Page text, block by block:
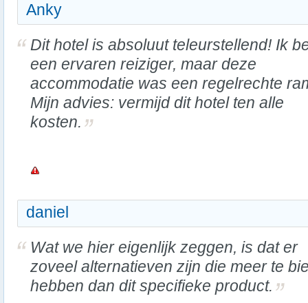
Anky
Dit hotel is absoluut teleurstellend! Ik
een ervaren reiziger, maar deze
accommodatie was een regelrechte
Mijn advies: vermijd dit hotel ten alle
kosten.
daniel
Wat we hier eigenlijk zeggen, is dat er
zoveel alternatieven zijn die meer te
hebben dan dit specifieke product.